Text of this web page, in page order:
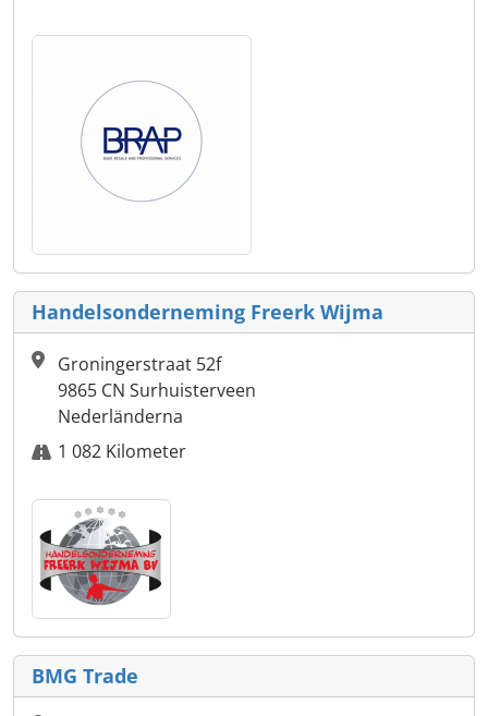
Handelsonderneming Freerk Wijma
Groningerstraat 52f
9865 CN Surhuisterveen
Nederländerna
1 082 Kilometer
BMG Trade